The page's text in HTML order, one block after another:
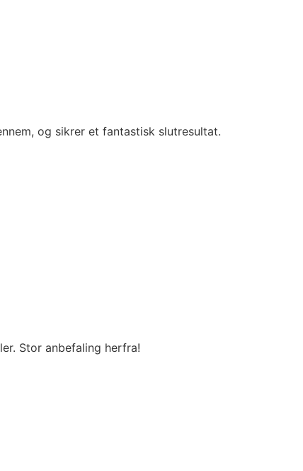
og sikrer et fantastisk slutresultat.
Stor anbefaling herfra!